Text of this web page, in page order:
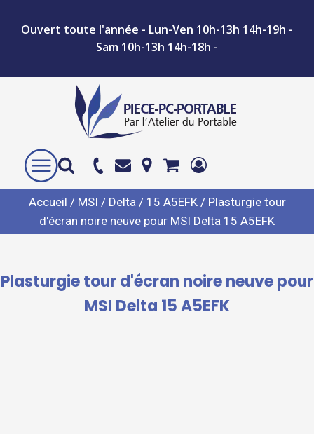
Ouvert toute l'année - Lun-Ven 10h-13h 14h-19h -
Sam 10h-13h 14h-18h -
Accueil / MSI / Delta/ 15 A5EFK/ Plasturgie tour
d'écran noire neuve pour MSI Delta 15 A5EFK
Plasturgie tour d'écran noire neuve pour
MSI Delta 15 A5EFK